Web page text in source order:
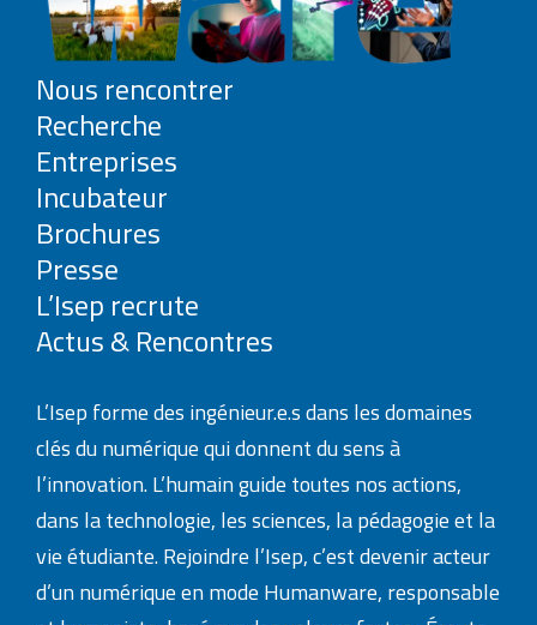
Nous rencontrer
Recherche
Entreprises
Incubateur
Brochures
Presse
L’Isep recrute
Actus & Rencontres
L’Isep forme des ingénieur.e.s dans les domaines
clés du numérique qui donnent du sens à
l’innovation. L’humain guide toutes nos actions,
dans la technologie, les sciences, la pédagogie et la
vie étudiante. Rejoindre l’Isep, c’est devenir acteur
d’un numérique en mode Humanware, responsable